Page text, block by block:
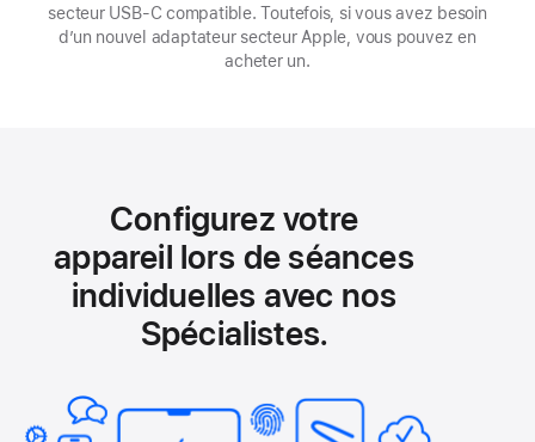
secteur USB‑C compatible. Toutefois, si vous avez besoin
d’un nouvel adaptateur secteur Apple, vous pouvez en
acheter un.
Configurez votre
appareil lors de séances
individuelles avec nos
Spécialistes.